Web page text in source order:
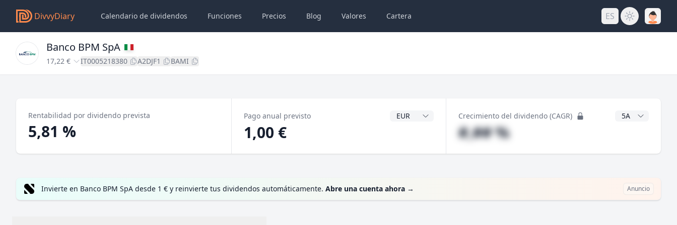
DivvyDiary Calendario de dividendos Funciones Precios Blog Valores Cartera ES
Banco BPM SpA
17,22 € IT0005218380 A2DJF1 BAMI
Rentabilidad por dividendo prevista
5,81 %
Pago anual previsto Divisa del dividendo
1,00 €
Crecimiento del dividendo (CAGR) Años CAGR
#,## %
Invierte en Banco BPM SpA desde 1 € y reinvierte tus dividendos automáticamente. Abre una cuenta ahora → Anuncio